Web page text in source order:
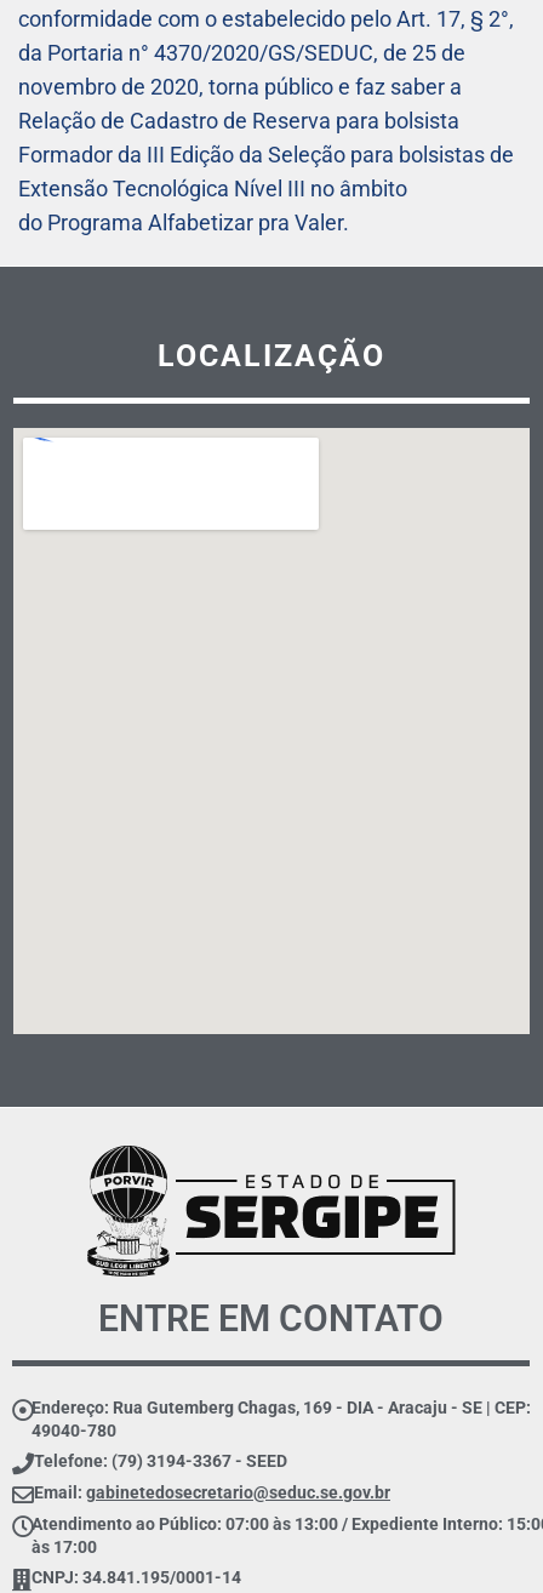
conformidade com o estabelecido pelo Art. 17, § 2°,
da Portaria n° 4370/2020/GS/SEDUC, de 25 de
novembro de 2020, torna público e faz saber a
Relação de Cadastro de Reserva para bolsista
Formador da III Edição da Seleção para bolsistas de
Extensão Tecnológica Nível III no âmbito
do Programa Alfabetizar pra Valer.
LOCALIZAÇÃO
ENTRE EM CONTATO
Endereço: Rua Gutemberg Chagas, 169 - DIA - Aracaju - SE | CEP:
49040-780
Telefone: (79) 3194-3367 - SEED
Email: gabinetedosecretario@seduc.se.gov.br
Atendimento ao Público: 07:00 às 13:00 / Expediente Interno:
às 17:00
CNPJ: 34.841.195/0001-14